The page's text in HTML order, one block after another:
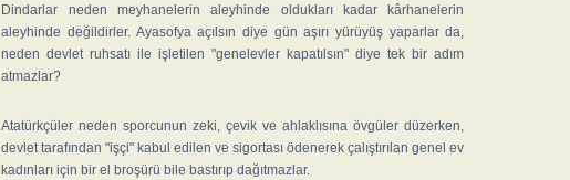
Dindarlar neden meyhanelerin aleyhinde oldukları kadar kârhanelerin
aleyhinde değildirler. Ayasofya açılsın diye gün aşırı yürüyüş yaparlar da,
neden devlet ruhsatı ile işletilen "genelevler kapatılsın" diye tek bir adım
atmazlar?
Atatürkçüler neden sporcunun zeki, çevik ve ahlaklısına övgüler düzerken,
devlet tarafından "işçi" kabul edilen ve sigortası ödenerek çalıştırılan genel ev
kadınları için bir el broşürü bile bastırıp dağıtmazlar.